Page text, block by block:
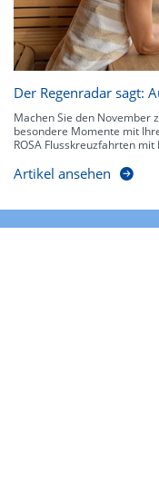
Der Regenradar sagt:
Machen Sie den November
besondere Momente mit
ROSA Flusskreuzfahrten
Artikel ansehen